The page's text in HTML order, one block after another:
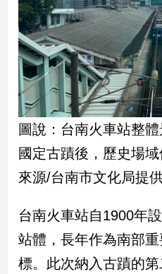
焦
點
觀
點
兩
岸/
國
際
會/
地
方
新
圖說：台南火車站整
國定古蹟後，歷史場
來源/台南市文化局提
台南火車站自1900年
站體，長年作為南部
標。此次納入古蹟的